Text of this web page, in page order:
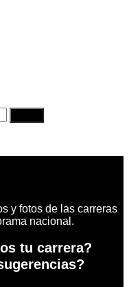
y fotos de las carreras
nacional.
tu carrera?